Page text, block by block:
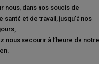
nous, dans nos soucis de
santé et de travail, jusqu’à nos
nous secourir à l’heure de notre